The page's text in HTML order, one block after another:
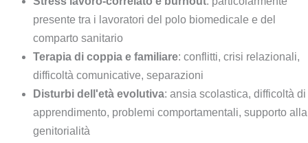
presente tra i lavoratori del polo biomedicale e del
comparto sanitario
Terapia di coppia e familiare: conflitti, crisi relazionali,
difficoltà comunicative, separazioni
Disturbi dell'età evolutiva: ansia scolastica, difficoltà di
apprendimento, problemi comportamentali, supporto alla
genitorialità